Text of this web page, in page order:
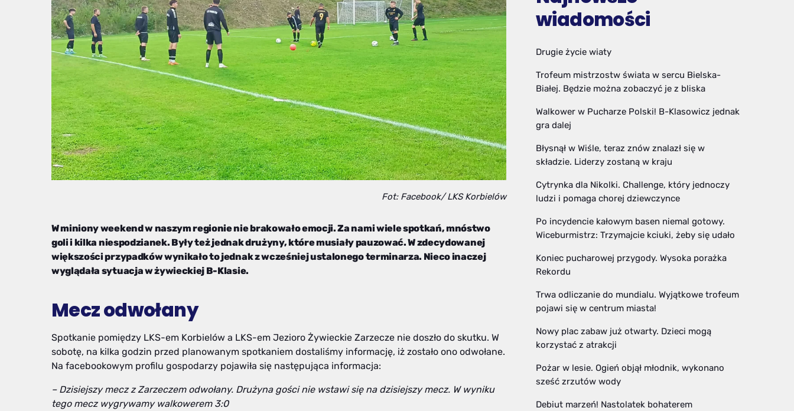
Fot: Facebook/ LKS Korbielów
W miniony weekend w naszym regionie nie brakowało emocji. Za nami wiele spotkań, mnóstwo
goli i kilka niespodzianek. Były też jednak drużyny, które musiały pauzować. W zdecydowanej
większości przypadków wynikało to jednak z wcześniej ustalonego terminarza. Nieco inaczej
wyglądała sytuacja w żywieckiej B-Klasie.
Mecz odwołany
Spotkanie pomiędzy LKS-em Korbielów a LKS-em Jezioro Żywieckie Zarzecze nie doszło do skutku. W
sobotę, na kilka godzin przed planowanym spotkaniem dostaliśmy informację, iż zostało ono odwołane.
Na facebookowym profilu gospodarzy pojawiła się następująca informacja:
– Dzisiejszy mecz z Zarzeczem odwołany. Drużyna gości nie wstawi się na dzisiejszy mecz. W wyniku
tego mecz wygrywamy walkowerem 3:0
wiadomości
Drugie życie wiaty
Trofeum mistrzostw świata w sercu Bielska-
Białej. Będzie można zobaczyć je z bliska
Walkower w Pucharze Polski! B-Klasowicz jednak
gra dalej
Błysnął w Wiśle, teraz znów znalazł się w
składzie. Liderzy zostaną w kraju
Cytrynka dla Nikolki. Challenge, który jednoczy
ludzi i pomaga chorej dziewczynce
Po incydencie kałowym basen niemal gotowy.
Wiceburmistrz: Trzymajcie kciuki, żeby się udało
Koniec pucharowej przygody. Wysoka porażka
Rekordu
Trwa odliczanie do mundialu. Wyjątkowe trofeum
pojawi się w centrum miasta!
Nowy plac zabaw już otwarty. Dzieci mogą
korzystać z atrakcji
Pożar w lesie. Ogień objął młodnik, wykonano
sześć zrzutów wody
Debiut marzeń! Nastolatek bohaterem